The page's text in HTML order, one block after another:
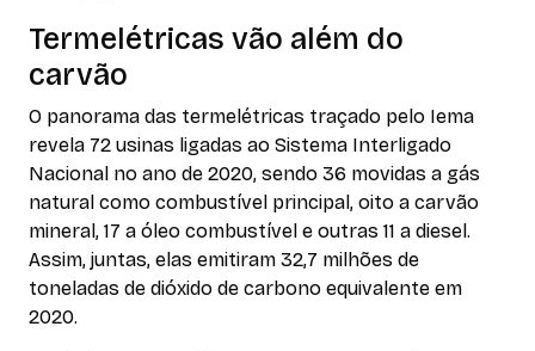
Termelétricas vão além do
carvão
O panorama das termelétricas traçado pelo Iema
revela 72 usinas ligadas ao Sistema Interligado
Nacional no ano de 2020, sendo 36 movidas a gás
natural como combustível principal, oito a carvão
mineral, 17 a óleo combustível e outras 11 a diesel.
Assim, juntas, elas emitiram 32,7 milhões de
toneladas de dióxido de carbono equivalente em
2020.